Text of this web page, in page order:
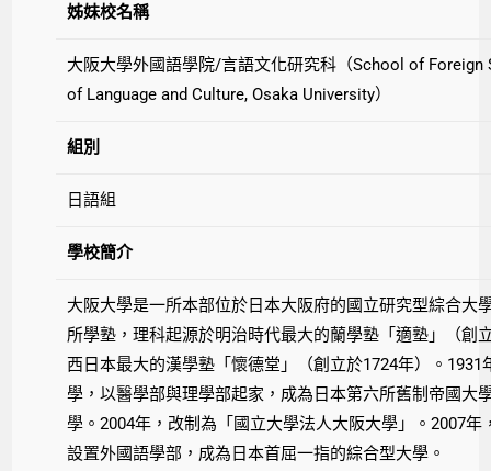
姊妹校名稱
大阪大學外國語學院/言語文化研究科（School of Foreign
of Language and Culture, Osaka University）
組別
日語組
學校簡介
大阪大學是一所本部位於日本大阪府的國立研究型綜合大
所學塾，理科起源於明治時代最大的蘭學塾「適塾」（創
西日本最大的漢學塾「懷德堂」（創立於1724年）。1931
學，以醫學部與理學部起家，成為日本第六所舊制帝國大
學。2004年，改制為「國立大學法人大阪大學」。2007
設置外國語學部，成為日本首屈一指的綜合型大學。